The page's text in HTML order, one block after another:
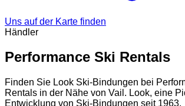
Uns auf der Karte finden
Händler
Performance Ski Rentals
Finden Sie Look Ski-Bindungen bei
Rentals in der Nähe von Vail. Look, eine
Entwicklung von Ski-Bindungen seit 1963.